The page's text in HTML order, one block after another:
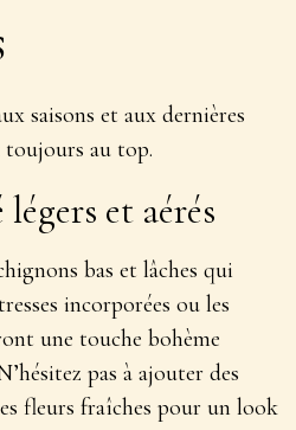
saisons et aux dernières
au top.
et aérés
bas et lâches qui
incorporées ou les
une touche bohème
pas à ajouter des
fleurs fraîches pour un look